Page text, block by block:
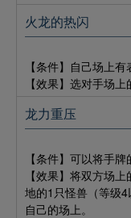
火龙的热闪
【条件】自己场上
【效果】选对手场上
龙力重压
【条件】可以将手
【效果】将双方场
地的1只怪兽（等级
自己的场上。